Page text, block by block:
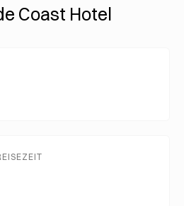
Coast Hotel